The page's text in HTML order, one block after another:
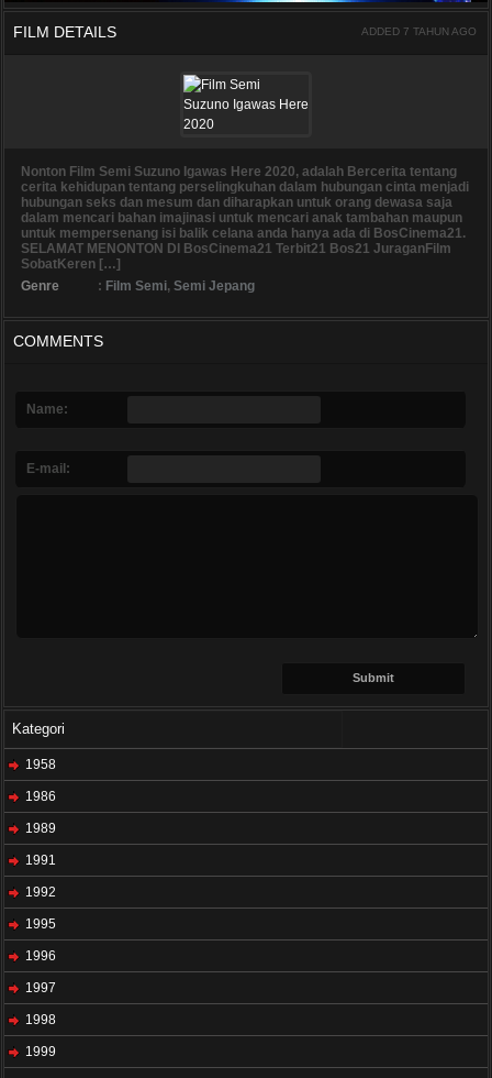
FILM DETAILS ADDED 7 TAHUN AGO
Nonton Film Semi Suzuno Igawas Here 2020, adalah Bercerita tentang
cerita kehidupan tentang perselingkuhan dalam hubungan cinta menjadi
hubungan seks dan mesum dan diharapkan untuk orang dewasa saja
dalam mencari bahan imajinasi untuk mencari anak tambahan maupun
untuk mempersenang isi balik celana anda hanya ada di BosCinema21.
SELAMAT MENONTON DI BosCinema21 Terbit21 Bos21 JuraganFilm
SobatKeren […]
Genre
: Film Semi, Semi Jepang
COMMENTS
Name:
E-mail:
Kategori
1958
1986
1989
1991
1992
1995
1996
1997
1998
1999